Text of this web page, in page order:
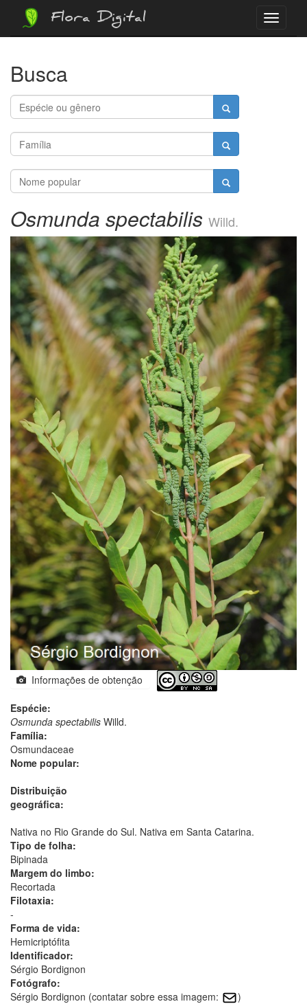
Menu
Flora Digital
Busca
Osmunda spectabilis Willd.
Informações de obtenção
Espécie:
Osmunda spectabilis Willd.
Família:
Osmundaceae
Nome popular:
Distribuição
geográfica:
Nativa no Rio Grande do Sul. Nativa em Santa Catarina.
Tipo de folha:
Bipinada
Margem do limbo:
Recortada
Filotaxia:
-
Forma de vida:
Hemicriptófita
Identificador:
Sérgio Bordignon
Fotógrafo:
Sérgio Bordignon (contatar sobre essa imagem:
)